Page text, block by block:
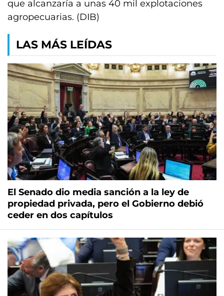
que alcanzaría a unas 40 mil explotaciones
agropecuarias. (DIB)
LAS MÁS LEÍDAS
El Senado dio media sanción a la ley de
propiedad privada, pero el Gobierno debió
ceder en dos capítulos